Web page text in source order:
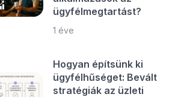
ügyfélmegtartást?
1 éve
Hogyan építsünk ki
ügyfélhűséget: Bevált
stratégiák az üzleti